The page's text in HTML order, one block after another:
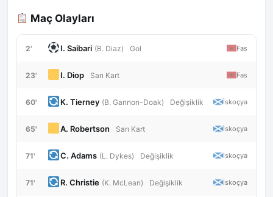
Maç Olayları
2' I. Saibari (B. Diaz) Gol Fas
23' I. Diop Sarı Kart Fas
60' K. Tierney (B. Gannon-Doak) Değişiklik İskoçya
65' A. Robertson Sarı Kart İskoçya
71' C. Adams (L. Dykes) Değişiklik İskoçya
71' R. Christie (K. McLean) Değişiklik İskoçya